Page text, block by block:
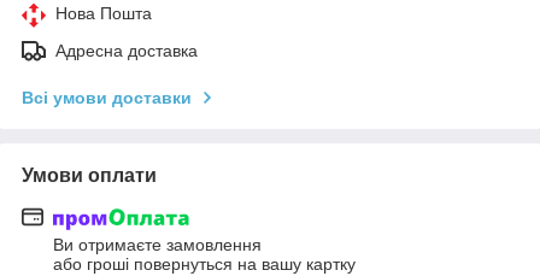
Нова Пошта
Адресна доставка
Всі умови доставки
Умови оплати
Ви отримаєте замовлення
або гроші повернуться на вашу картку